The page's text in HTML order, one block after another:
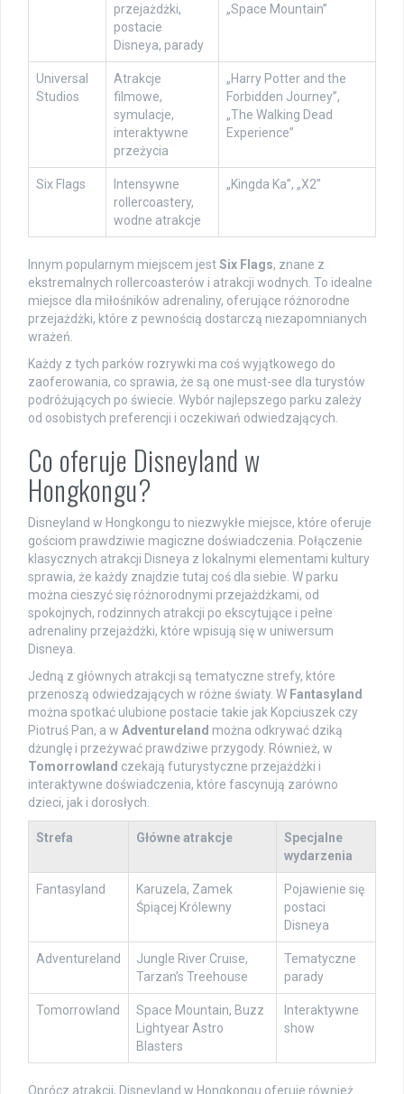
przejażdżki,
postacie
Disneya, parady
„Space Mountain”
Universal
Studios
Atrakcje
filmowe,
symulacje,
interaktywne
przeżycia
„Harry Potter and the
Forbidden Journey”,
„The Walking Dead
Experience”
Six Flags
Intensywne
rollercoastery,
wodne atrakcje
„Kingda Ka”, „X2”
Innym popularnym miejscem jestSix Flags, znane z
ekstremalnych rollercoasterów i atrakcji wodnych. To idealne
miejsce dla miłośników adrenaliny, oferujące różnorodne
przejażdżki, które z pewnością dostarczą niezapomnianych
wrażeń.
Każdy z tych parków rozrywki ma coś wyjątkowego do
zaoferowania, co sprawia, że są one must-see dla turystów
podróżujących po świecie. Wybór najlepszego parku zależy
od osobistych preferencji i oczekiwań odwiedzających.
Co oferuje Disneyland w
Hongkongu?
Disneyland w Hongkongu to niezwykłe miejsce, które oferuje
gościom prawdziwie magiczne doświadczenia. Połączenie
klasycznych atrakcji Disneya z lokalnymi elementami kultury
sprawia, że każdy znajdzie tutaj coś dla siebie. W parku
można cieszyć się różnorodnymi przejażdżkami, od
spokojnych, rodzinnych atrakcji po ekscytujące i pełne
adrenaliny przejażdżki, które wpisują się w uniwersum
Disneya.
Jedną z głównych atrakcji są tematyczne strefy, które
przenoszą odwiedzających w różne światy. W Fantasyland
można spotkać ulubione postacie takie jak Kopciuszek czy
Piotruś Pan, a w Adventureland można odkrywać dziką
dżunglę i przeżywać prawdziwe przygody. Również, w
Tomorrowland czekają futurystyczne przejażdżki i
interaktywne doświadczenia, które fascynują zarówno
dzieci, jak i dorosłych.
Strefa Główne atrakcje
Specjalne
wydarzenia
Fantasyland
Karuzela, Zamek
Śpiącej Królewny
Pojawienie się
postaci
Disneya
Adventureland
Jungle River Cruise,
Tarzan’s Treehouse
Tematyczne
parady
Tomorrowland
Space Mountain, Buzz
Lightyear Astro
Blasters
Interaktywne
show
Oprócz atrakcji, Disneyland w Hongkongu oferuje również